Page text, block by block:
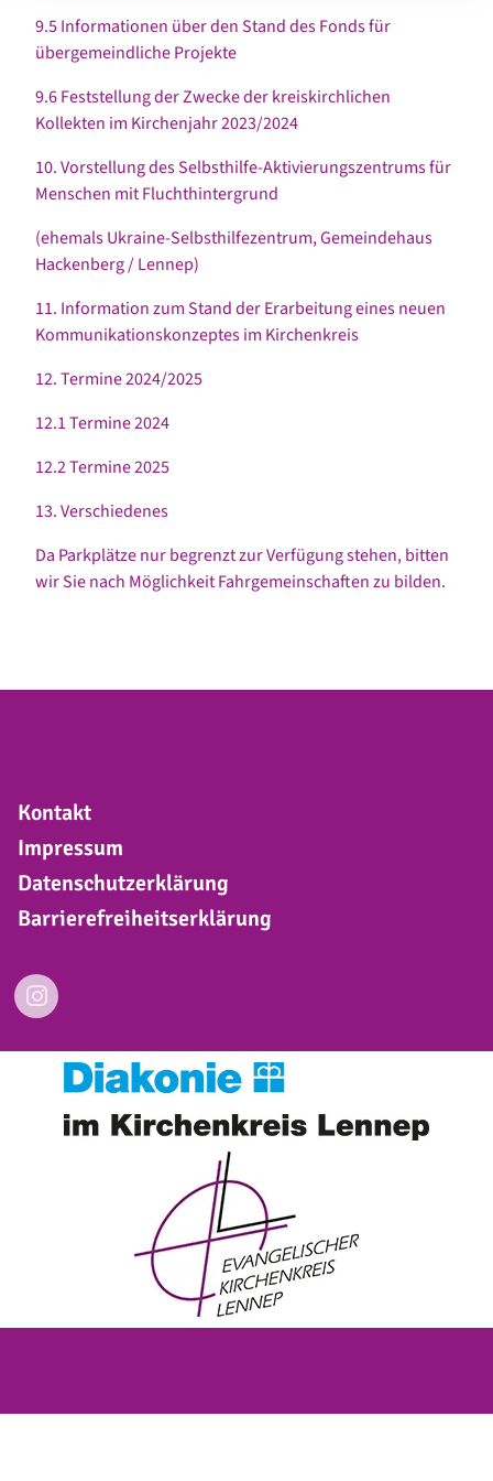
9.5 Informationen über den Stand des Fonds für
übergemeindliche Projekte
9.6 Feststellung der Zwecke der kreiskirchlichen
Kollekten im Kirchenjahr 2023/2024
10. Vorstellung des Selbsthilfe-Aktivierungszentrums für
Menschen mit Fluchthintergrund
(ehemals Ukraine-Selbsthilfezentrum, Gemeindehaus
Hackenberg / Lennep)
11. Information zum Stand der Erarbeitung eines neuen
Kommunikationskonzeptes im Kirchenkreis
12. Termine 2024/2025
12.1 Termine 2024
12.2 Termine 2025
13. Verschiedenes
Da Parkplätze nur begrenzt zur Verfügung stehen, bitten
wir Sie nach Möglichkeit Fahrgemeinschaften zu bilden.
Kontakt
Impressum
Datenschutzerklärung
Barrierefreiheitserklärung